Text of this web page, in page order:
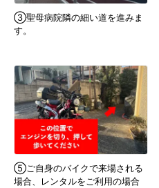
③聖母病院隣の細い道を進みま
す。
⑤ご自身のバイクで来場される
場合、レンタルをご利用の場合